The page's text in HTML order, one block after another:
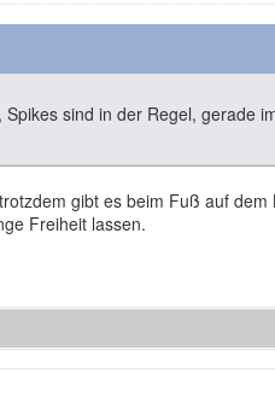
sind in der Regel, gerade
gibt es beim Fuß auf
Freiheit lassen.